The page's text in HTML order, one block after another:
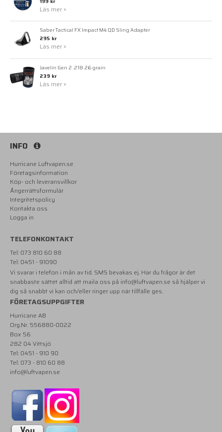
Läs mer »
Saber Tactical FX Impact M4 QD Sling Adapter
295 kr
Läs mer »
Javelin Gen 2 .218 26 grain
239 kr
Läs mer »
INFO
Hurricane Luftvapen.se
Företagsinformation
Köp- och leveransvillkor
Ångerrättsformulär
Integritetspolicy
Kontakta oss
Logga in
TELEFONKONTAKT
Tel: 073 810 60 88
Tel: 0451 - 91090
Vi svarar i telefon i mån av tid. SMS bevakas ej. Har du frågor är det
snabbaste sättet alltid att maila oss på info@luftvapen.se så hjälper vi
dig så snabbt vi kan och/eller ringer upp när tillfälle ges.
FÖRETAGSUPPGIFTER
Hurricane AB
Org.Nr. 556880-0022
Box 56
282 04 Vittsjö
Tel: 0451 - 910 90
Tel: 073 - 810 60 88
info@luftvapen.se